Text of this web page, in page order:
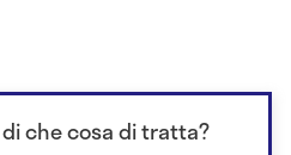
che cosa di tratta?